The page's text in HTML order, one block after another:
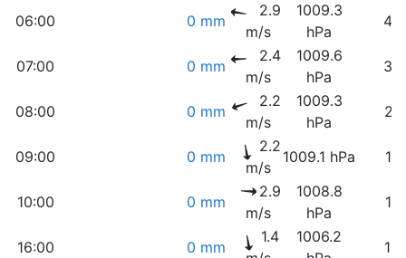
06:00 0 mm
2.9
m/s
1009.3
hPa
07:00 0 mm
2.4
m/s
1009.6
hPa
08:00 0 mm
2.2
m/s
1009.3
hPa
09:00 0 mm
2.2
m/s
1009.1 hPa
10:00 0 mm
2.9
m/s
1008.8
hPa
16:00 0 mm
1.4
1006.2